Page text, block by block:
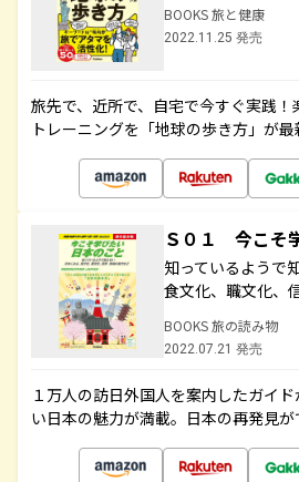
BOOKS 旅と健康
2022.11.25 発売
旅先で、近所で、自宅で今すぐ実践
トレーニングを「地球の歩き方」が
Ｓ０１ 今こそ
知っているようで
食文化、職文化、
BOOKS 旅の読み物
2022.07.21 発売
１万人の訪日外国人を案内したガイ
い日本の魅力が満載。日本の再発見が